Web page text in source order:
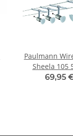
Paulmann
Sheela 105
GU5,3 Nickel
69,95